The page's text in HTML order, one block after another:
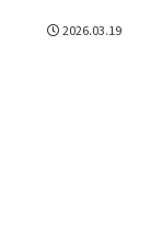
2026.03.19